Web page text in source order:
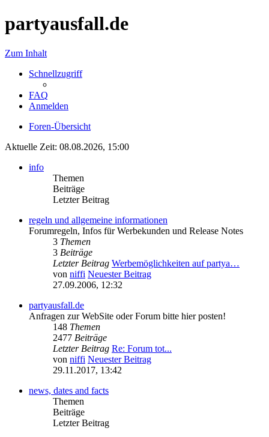
partyausfall.de
Zum Inhalt
Schnellzugriff
FAQ
Anmelden
Foren-Übersicht
Aktuelle Zeit: 08.08.2026, 15:00
info
Themen
Beiträge
Letzter Beitrag
regeln und allgemeine informationen
Forumregeln, Infos für Werbekunden und Release Notes
3 Themen
3 Beiträge
Letzter Beitrag Werbemöglichkeiten auf partya…
von niffi Neuester Beitrag
27.09.2006, 12:32
partyausfall.de
Anfragen zur WebSite oder Forum bitte hier posten!
148 Themen
2477 Beiträge
Letzter Beitrag Re: Forum tot...
von niffi Neuester Beitrag
29.11.2017, 13:42
news, dates and facts
Themen
Beiträge
Letzter Beitrag